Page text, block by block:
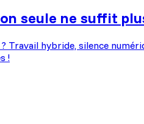
seule ne suffit
hybride, silence
!